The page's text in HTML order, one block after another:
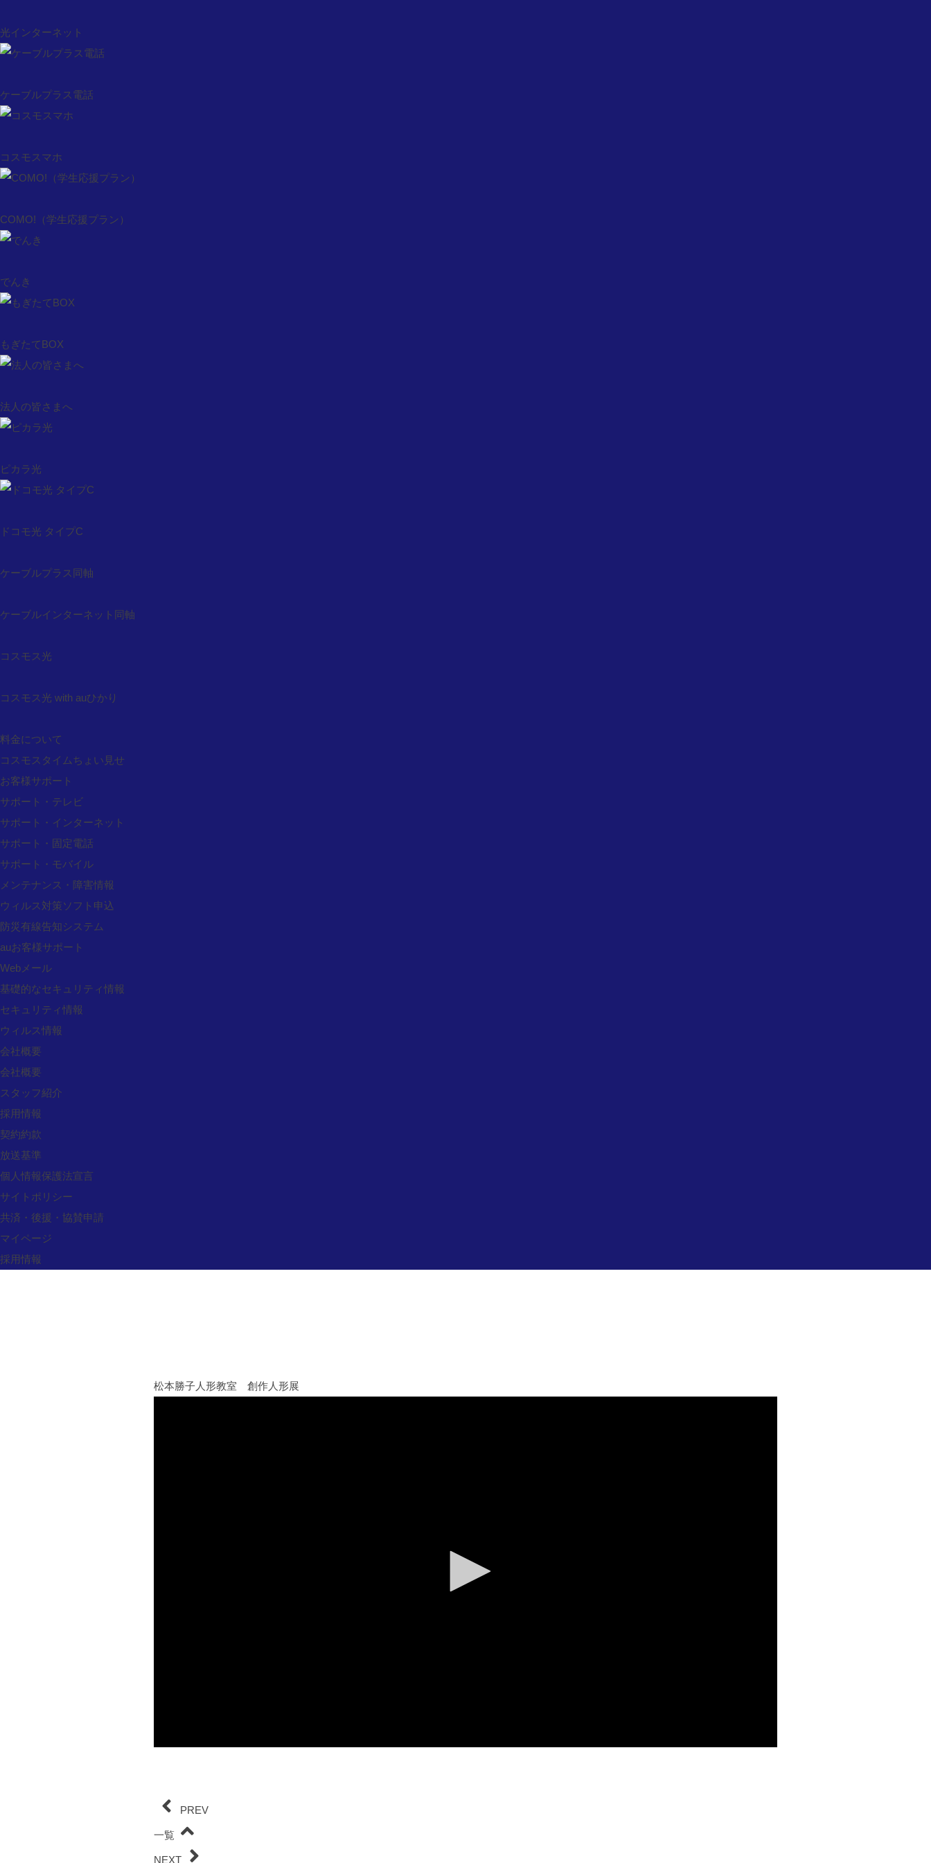
光インターネット
ケーブルプラス電話
コスモスマホ
COMO!（学生応援プラン）
でんき
もぎたてBOX
法人の皆さまへ
ピカラ光
ドコモ光 タイプC
ケーブルプラス同軸
ケーブルインターネット同軸
コスモス光
コスモス光 with auひかり
料金について
コスモスタイムちょい見せ
お客様サポート
サポート・テレビ
サポート・インターネット
サポート・固定電話
サポート・モバイル
メンテナンス・障害情報
ウィルス対策ソフト申込
防災有線告知システム
auお客様サポート
Webメール
基礎的なセキュリティ情報
セキュリティ情報
ウィルス情報
会社概要
会社概要
スタッフ紹介
採用情報
契約約款
放送基準
個人情報保護法宣言
サイトポリシー
共済・後援・協賛申請
マイページ
採用情報
コスモスマホ
COMO!（学生応援プラン）
もぎたてBOX
法人のお客様
ケーブルインターネット
コスモス光
ドコモ光 タイプC
コスモス光 with auひかり
料金について
観たい動画を探す（コスコレ）
見逃し映像配信（コスクラ）
コスモスタイムちょい見せ
サポート・テレビ
サポート・インターネット
サポート・モバイル
メンテナンス・障害情報
防災有線告知システム
Webメール
セキュリティ情報
会社概要
スタッフ紹介
契約約款
放送基準
個人情報保護法宣言
サイトポリシー
共済・後援・協賛申請
お問い合わせ
各種問合せ
資料請求
加入申し込み
リモコン注文
スマホアクセサリー注文
番組リクエスト検索
番組DVDのご注文
マイページ
採用情報
お問い合わせ
CONTACT
お問い合わせフォーム
愛媛県四国中央市三島宮川4丁目6番48号
営業時間/9：00～18：00（休業日：日曜・祝日）
アクセス
松本勝子人形教室 創作人形展
90%
PREV
一覧
NEXT